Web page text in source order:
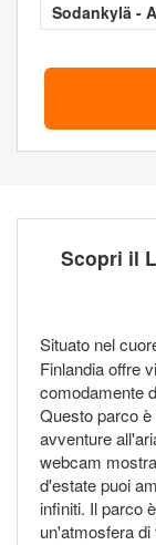
Sodankylä -
Scopri il
Situato nel
Finlandia offre
comodamente
Questo parco
avventure
webcam
d'estate puoi
infiniti. Il parco
un'atmosfera di